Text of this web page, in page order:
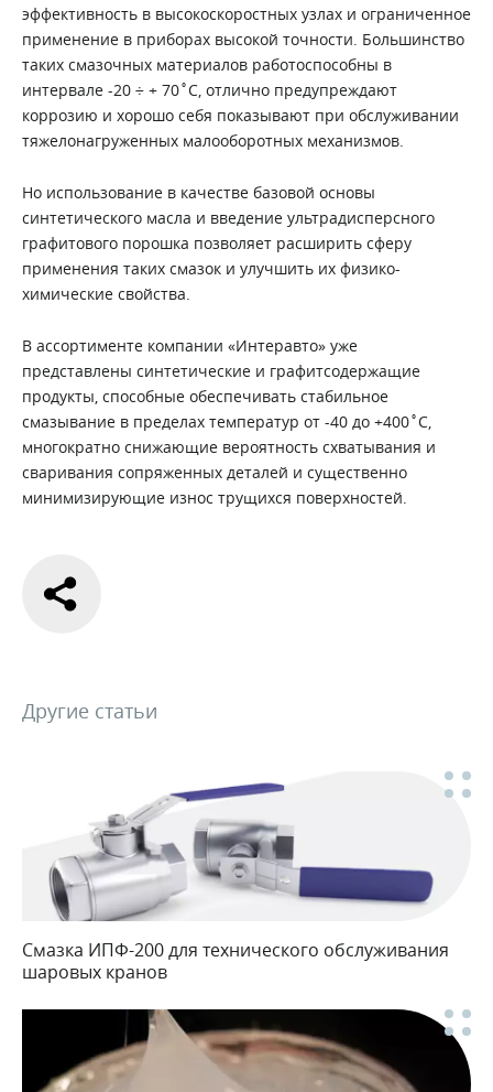
эффективность в высокоскоростных узлах и ограниченное
применение в приборах высокой точности. Большинство
таких смазочных материалов работоспособны в
интервале -20 ÷ + 70˚С, отлично предупреждают
коррозию и хорошо себя показывают при обслуживании
тяжелонагруженных малооборотных механизмов.
Но использование в качестве базовой основы
синтетического масла и введение ультрадисперсного
графитового порошка позволяет расширить сферу
применения таких смазок и улучшить их физико-
химические свойства.
В ассортименте компании «Интеравто» уже
представлены синтетические и графитсодержащие
продукты, способные обеспечивать стабильное
смазывание в пределах температур от -40 до +400˚С,
многократно снижающие вероятность схватывания и
сваривания сопряженных деталей и существенно
минимизирующие износ трущихся поверхностей.
Другие статьи
Смазка ИПФ-200 для технического обслуживания
шаровых кранов